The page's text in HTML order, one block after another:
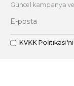
Güncel kampanya
KVKK Politikası'nı